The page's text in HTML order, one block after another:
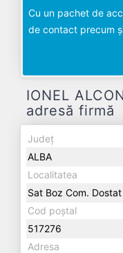
Cu un pachet de
de contact precum
IONEL
adresă firmă
Județ
ALBA
Localitatea
Sat Boz Com. Dostat
Cod poștal
517276
Adresa